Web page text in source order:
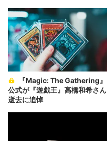
公式が『遊戯王』高橋和希さん
逝去に追悼